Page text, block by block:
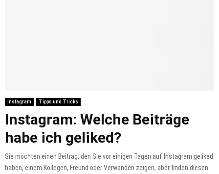
Instagram Tipps und Tricks
Instagram: Welche Beiträge
habe ich geliked?
Sie möchten einen Beitrag, den Sie vor einigen Tagen auf Instagram geliked
haben, einem Kollegen, Freund oder Verwanden zeigen, aber finden diesen